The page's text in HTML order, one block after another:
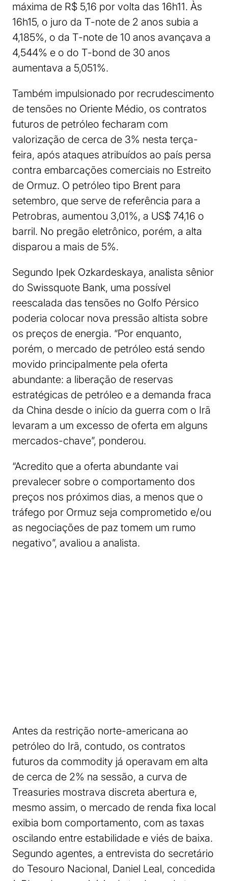
máxima de R$ 5,16 por volta das 16h11. Às
16h15, o juro da T-note de 2 anos subia a
4,185%, o da T-note de 10 anos avançava a
4,544% e o do T-bond de 30 anos
aumentava a 5,051%.
Também impulsionado por recrudescimento
de tensões no Oriente Médio, os contratos
futuros de petróleo fecharam com
valorização de cerca de 3% nesta terça-
feira, após ataques atribuídos ao país persa
contra embarcações comerciais no Estreito
de Ormuz. O petróleo tipo Brent para
setembro, que serve de referência para a
Petrobras, aumentou 3,01%, a US$ 74,16 o
barril. No pregão eletrônico, porém, a alta
disparou a mais de 5%.
Segundo Ipek Ozkardeskaya, analista sênior
do Swissquote Bank, uma possível
reescalada das tensões no Golfo Pérsico
poderia colocar nova pressão altista sobre
os preços de energia. “Por enquanto,
porém, o mercado de petróleo está sendo
movido principalmente pela oferta
abundante: a liberação de reservas
estratégicas de petróleo e a demanda fraca
da China desde o início da guerra com o Irã
levaram a um excesso de oferta em alguns
mercados-chave”, ponderou.
“Acredito que a oferta abundante vai
prevalecer sobre o comportamento dos
preços nos próximos dias, a menos que o
tráfego por Ormuz seja comprometido e/ou
as negociações de paz tomem um rumo
negativo”, avaliou a analista.
Antes da restrição norte-americana ao
petróleo do Irã, contudo, os contratos
futuros da commodity já operavam em alta
de cerca de 2% na sessão, a curva de
Treasuries mostrava discreta abertura e,
mesmo assim, o mercado de renda fixa local
exibia bom comportamento, com as taxas
oscilando entre estabilidade e viés de baixa.
Segundo agentes, a entrevista do secretário
do Tesouro Nacional, Daniel Leal, concedida